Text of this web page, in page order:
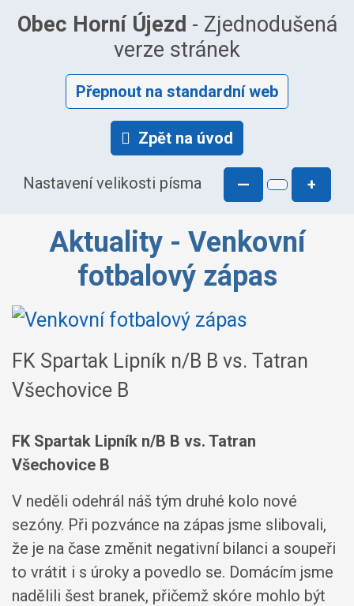
Obec Horní Újezd - Zjednodušená
verze stránek
Přepnout na standardní web
Zpět na úvod
Nastavení velikosti písma — +
Aktuality - Venkovní
fotbalový zápas
FK Spartak Lipník n/B B vs. Tatran
Všechovice B
FK Spartak Lipník n/B B vs. Tatran
Všechovice B
V neděli odehrál náš tým druhé kolo nové
sezóny. Při pozvánce na zápas jsme slibovali,
že je na čase změnit negativní bilanci a soupeři
to vrátit i s úroky a povedlo se. Domácím jsme
nadělili šest branek, přičemž skóre mohlo být